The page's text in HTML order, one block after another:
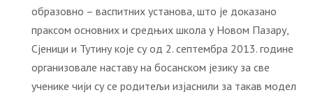
образовно – васпитних установа, што је доказано
праксом основних и средњих школа у Новом Пазару,
Сјеници и Тутину које су од 2. септембра 2013. године
организовале наставу на босанском језику за све
ученике чији су се родитељи изјаснили за такав модел